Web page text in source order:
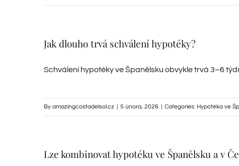
Jak dlouho trvá schválení hypotéky?
Schválení hypotéky ve Španělsku obvykle trvá 3–6
By amazingcostadelsol.cz 5 února, 2026 Categories: Hypotéka ve
Lze kombinovat hypotéku ve Španělsku a v